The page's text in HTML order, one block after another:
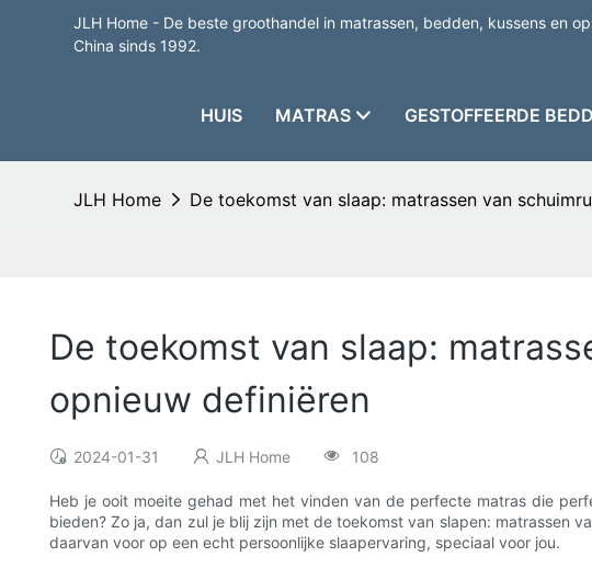
JLH Home - De beste groothandel in matrassen, bedden, kussens en
China sinds 1992.
HUIS MATRAS GESTOFFEERDE
JLH Home De toekomst van slaap: matrassen van
De toekomst van slaap:
opnieuw definiëren
2024-01-31 JLH Home 108
Heb je ooit moeite gehad met het vinden van de perfecte matras die
bieden? Zo ja, dan zul je blij zijn met de toekomst van slapen: matrassen
daarvan voor op een echt persoonlijke slaapervaring, speciaal voor jou.